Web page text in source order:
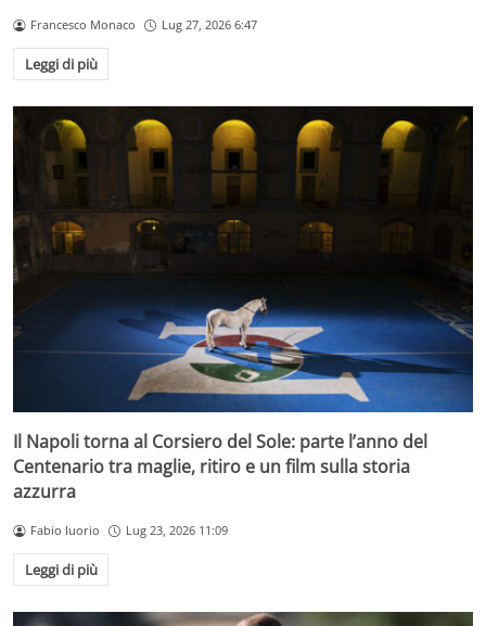
Francesco Monaco Lug 27, 2026 6:47
Leggi di più
Il Napoli torna al Corsiero del Sole: parte l’anno del
Centenario tra maglie, ritiro e un film sulla storia
azzurra
Fabio Iuorio Lug 23, 2026 11:09
Leggi di più